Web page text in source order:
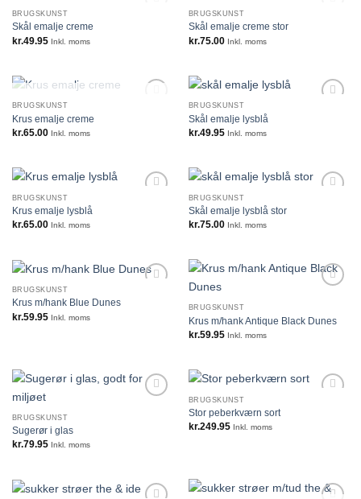
IKKE PÅ LAGER
BRUGSKUNST
Skål emalje creme
kr.49.95 Inkl. moms
IKKE PÅ LAGER
BRUGSKUNST
Skål emalje creme stor
kr.75.00 Inkl. moms
IKKE PÅ LAGER
BRUGSKUNST
Krus emalje creme
kr.65.00 Inkl. moms
BRUGSKUNST
Skål emalje lysblå
kr.49.95 Inkl. moms
BRUGSKUNST
Krus emalje lysblå
kr.65.00 Inkl. moms
BRUGSKUNST
Skål emalje lysblå stor
kr.75.00 Inkl. moms
BRUGSKUNST
Krus m/hank Blue Dunes
kr.59.95 Inkl. moms
BRUGSKUNST
Krus m/hank Antique Black Dunes
kr.59.95 Inkl. moms
BRUGSKUNST
Sugerør i glas
kr.79.95 Inkl. moms
BRUGSKUNST
Stor peberkværn sort
kr.249.95 Inkl. moms